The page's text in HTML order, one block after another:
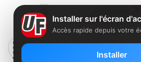
La Poste Mobile
Installer sur l'écran
Accès rapide depuis votre
Installer